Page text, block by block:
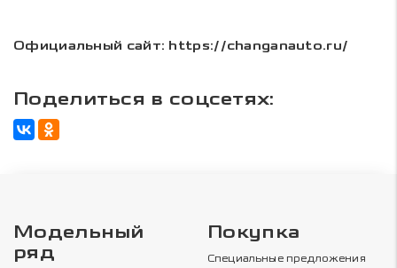
Официальный сайт: https://changanauto.ru/
Поделиться в соцсетях:
Модельный
ряд
Покупка
Специальные предложения